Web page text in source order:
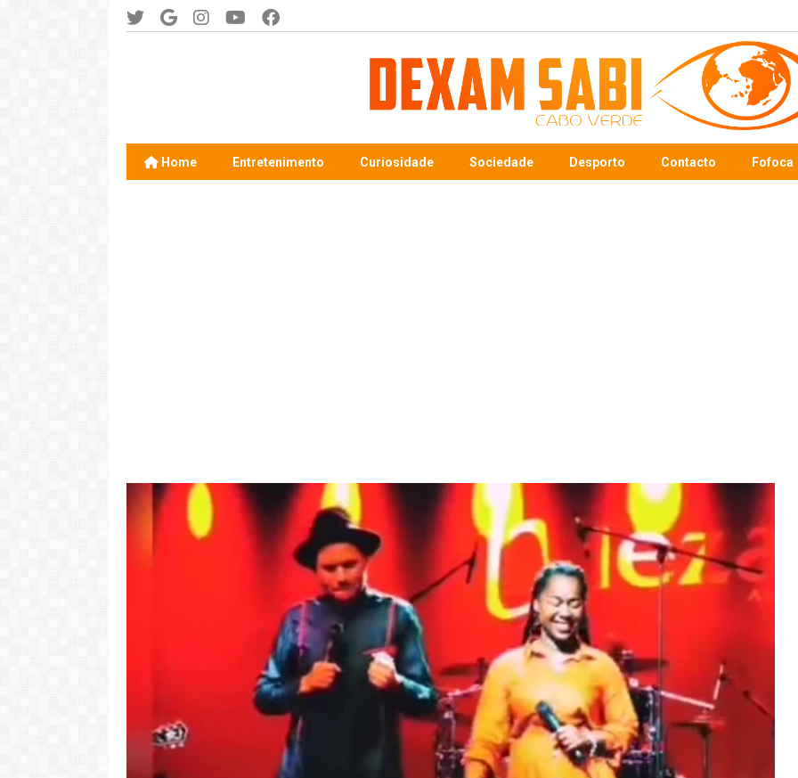
Home Entretenimento Curiosidade Sociedade Desporto Contacto Fofoca
Video: "Tem pessoas ki sa
larga Cabo Verde pa vivi
vida pior na Portugal" -
Dezabafo
Video: Tininho conquista
Josslyn em direto...
LER MAIS